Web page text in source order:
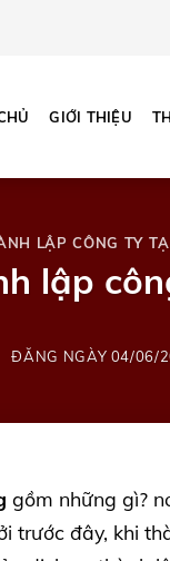
GIỚI THIỆU
LẬP CÔNG TY
lập
ĐĂNG NGÀY 04/06/
gồm những gì?
trước đây, khi